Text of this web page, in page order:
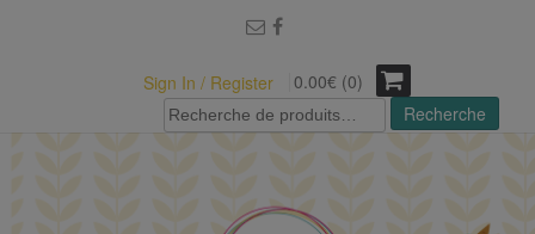
Sign In / Register
0.00€ (0)
Recherche
pour :
Recherche